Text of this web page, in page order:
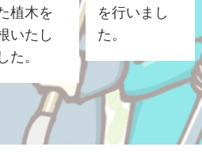
植木を
いたし
た。
を行いまし
た。